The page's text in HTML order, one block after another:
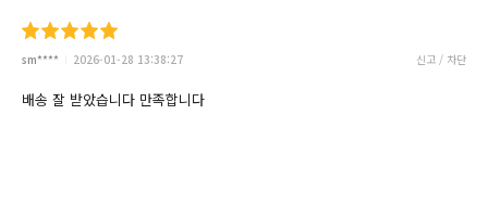
sm**** 2026-01-28 13:38:27 신고 / 차단
배송 잘 받았습니다 만족합니다